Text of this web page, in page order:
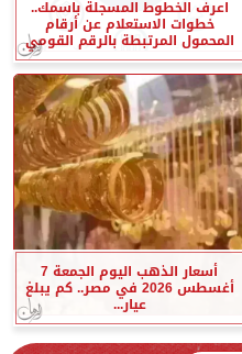
اعرف الخطوط المسجلة باسمك..
خطوات الاستعلام عن أرقام
المحمول المرتبطة بالرقم القومي
أسعار الذهب اليوم الجمعة 7
أغسطس 2026 في مصر.. كم يبلغ
عيار...